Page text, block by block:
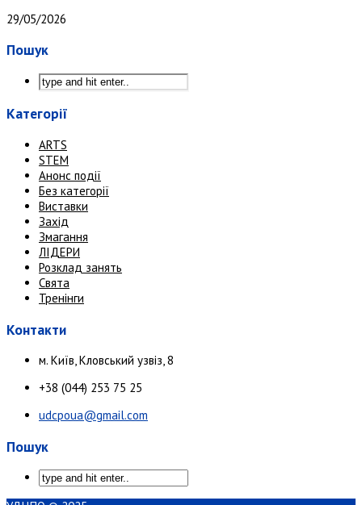
29/05/2026
Пошук
Категорії
ARTS
STEM
Анонс події
Без категорії
Виставки
Захід
Змагання
ЛІДЕРИ
Розклад занять
Свята
Тренінги
Контакти
м. Київ, Кловський узвіз, 8
+38 (044) 253 75 25
udcpoua@gmail.com
Пошук